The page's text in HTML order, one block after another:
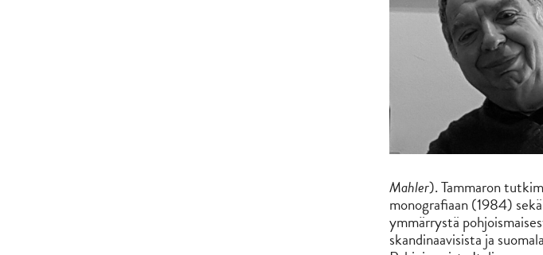
Mahler). Tammaron
monografiaan (1984)
ymmärrystä
skandinaavisista ja